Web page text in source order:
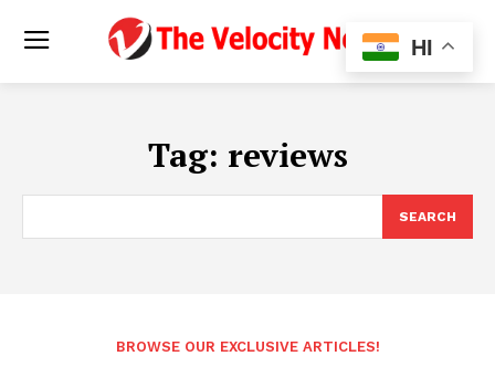
Tag: reviews
SEARCH
BROWSE OUR EXCLUSIVE ARTICLES!
HI